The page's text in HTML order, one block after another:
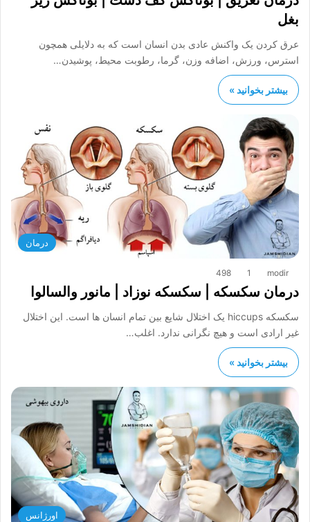
بغل
عرق کردن یک واکنش عادی بدن انسان است که به دلایلی همچون
استرس، ورزش، اضافه وزن، گرما، رطوبت محیط، پوشیدن…
بیشتر بخوانید »
درمان
modir
1
498
درمان سکسکه | سکسکه نوزاد | مانور والسالوا
سکسکه hiccups یک اختلال شایع بین تمام انسان ها است. این اختلال
غیر ارادی است و هیچ نگرانی ندارد. اغلب…
بیشتر بخوانید »
اورژانس